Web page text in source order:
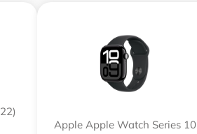
Apple Apple Watch Series 10